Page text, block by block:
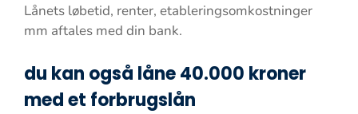
Lånets løbetid, renter, etableringsomkostninger
mm aftales med din bank.
du kan også låne 40.000 kroner
med et forbrugslån